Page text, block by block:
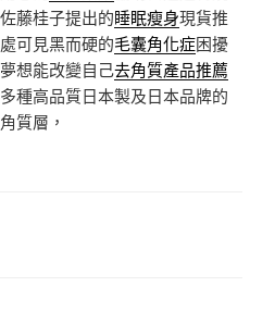
藤桂子提出的睡眠瘦身現貨推
可見黑而硬的毛囊角化症困擾
想能改變自己去角質產品推薦
種高品質日本製及日本品牌的
質層，